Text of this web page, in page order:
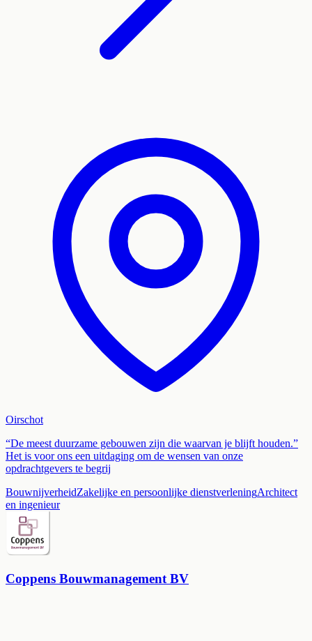
Oirschot
“De meest duurzame gebouwen zijn die waarvan je blijft houden.”
Het is voor ons een uitdaging om de wensen van onze
opdrachtgevers te begrij
BouwnijverheidZakelijke en persoonlijke dienstverleningArchitect
en ingenieur
Coppens Bouwmanagement BV